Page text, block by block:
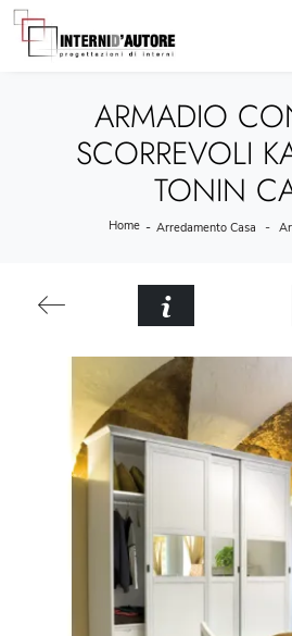
ARMADIO
SCORREVOLI
TONIN
Home - Arredamento Casa -